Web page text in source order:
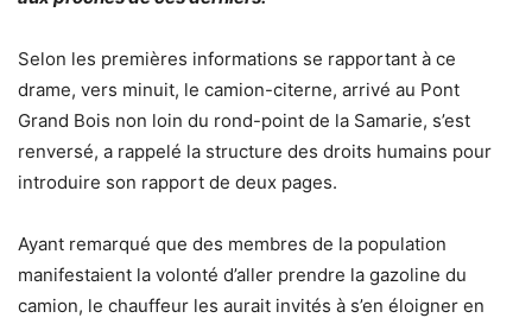
Selon les premières informations se rapportant à ce
drame, vers minuit, le camion-citerne, arrivé au Pont
Grand Bois non loin du rond-point de la Samarie, s’est
renversé, a rappelé la structure des droits humains pour
introduire son rapport de deux pages.
Ayant remarqué que des membres de la population
manifestaient la volonté d’aller prendre la gazoline du
camion, le chauffeur les aurait invités à s’en éloigner en